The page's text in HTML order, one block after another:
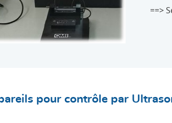
==>
pour contrôle par